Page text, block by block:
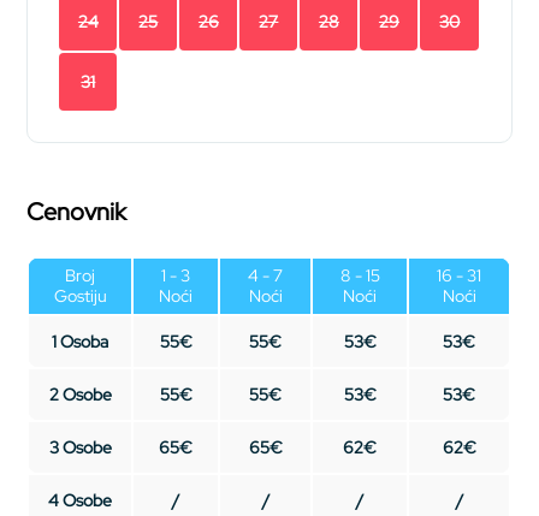
24 25 26 27 28 29 30
31
Cenovnik
Broj
Gostiju
1 - 3
Noći
4 - 7
Noći
8 - 15
Noći
16 - 31
Noći
1 Osoba 55€ 55€ 53€ 53€
2 Osobe 55€ 55€ 53€ 53€
3 Osobe 65€ 65€ 62€ 62€
4 Osobe / / / /